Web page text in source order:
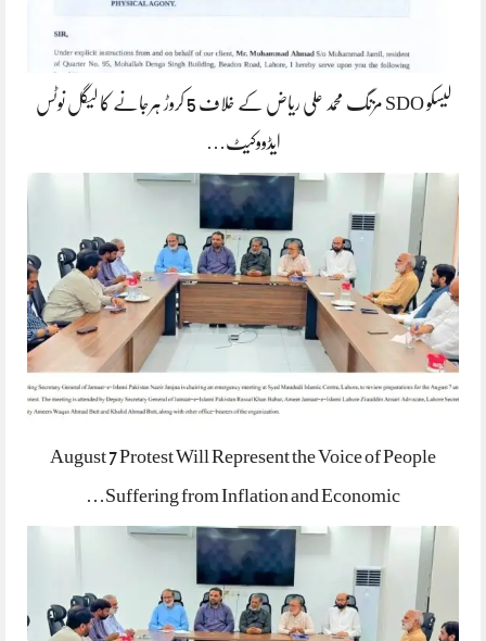
لیسکو SDO مزنگ محمد علی ریاض کے خلاف 5 کروڑ ہرجانے کا لیگل نوٹس
ایڈووکیٹ…
August 7 Protest Will Represent the Voice of People
Suffering from Inflation and Economic…